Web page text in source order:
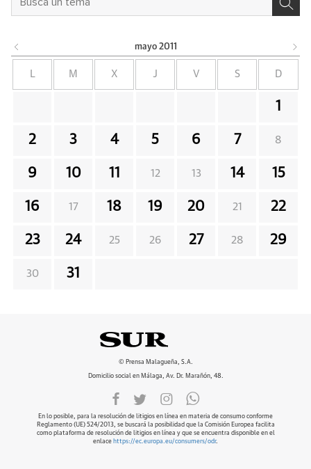
mayo 2011
L M X J V S D
1
2 3 4 5 6 7 8
9 10 11 12 13 14 15
16 17 18 19 20 21 22
23 24 25 26 27 28 29
30 31
© Prensa Malagueña, S.A.
Domicilio social en Málaga, Av. Dr. Marañón, 48.
En lo posible, para la resolución de litigios en línea en materia de consumo conforme
Reglamento (UE) 524/2013, se buscará la posibilidad que la Comisión Europea facilita
como plataforma de resolución de litigios en línea y que se encuentra disponible en el
enlace https://ec.europa.eu/consumers/odr.